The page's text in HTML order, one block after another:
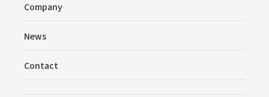
Company
News
Contact